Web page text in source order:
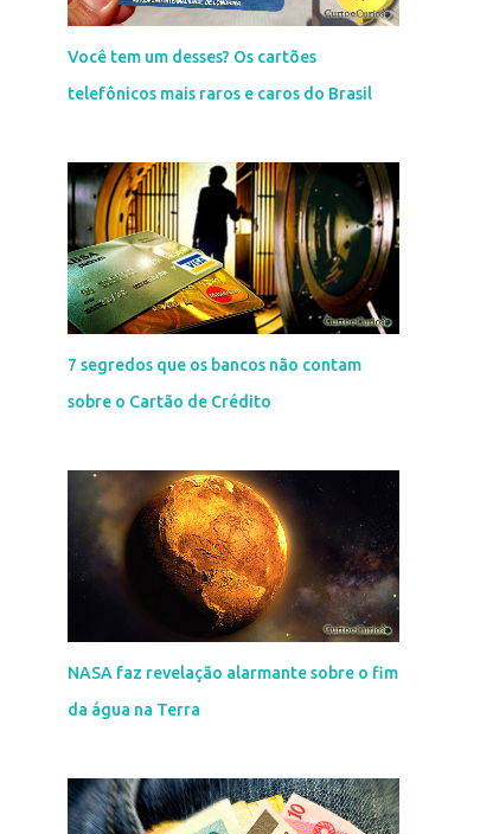
Você tem um desses? Os cartões
telefônicos mais raros e caros do Brasil
7 segredos que os bancos não contam
sobre o Cartão de Crédito
NASA faz revelação alarmante sobre o fim
da água na Terra